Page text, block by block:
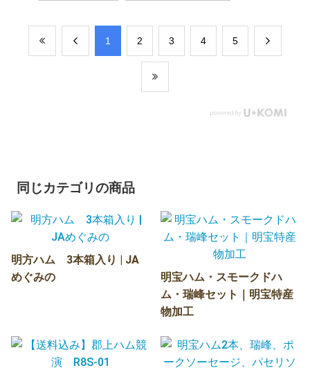
​1 ​2 ​3 ​4 ​5
同じカテゴリの商品
明方ハム 3本箱入り | JA
めぐみの
明宝ハム・スモークドハ
ム・瑞峰セット｜明宝特産
物加工